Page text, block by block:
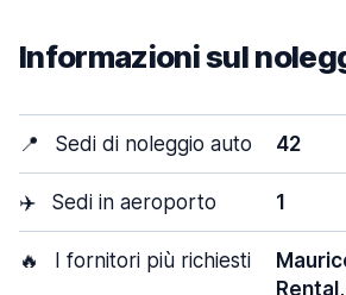
Informazioni sul
📍 Sedi di noleggio auto 42
✈️ Sedi in aeroporto 1
🔥 I fornitori più richiesti